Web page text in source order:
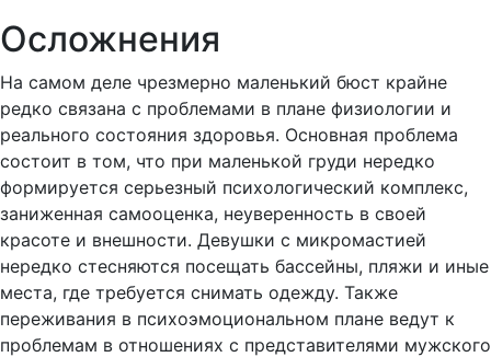
Осложнения
На самом деле чрезмерно маленький бюст крайне
редко связана с проблемами в плане физиологии и
реального состояния здоровья. Основная проблема
состоит в том, что при маленькой груди нередко
формируется серьезный психологический комплекс,
заниженная самооценка, неуверенность в своей
красоте и внешности. Девушки с микромастией
нередко стесняются посещать бассейны, пляжи и иные
места, где требуется снимать одежду. Также
переживания в психоэмоциональном плане ведут к
проблемам в отношениях с представителями мужского